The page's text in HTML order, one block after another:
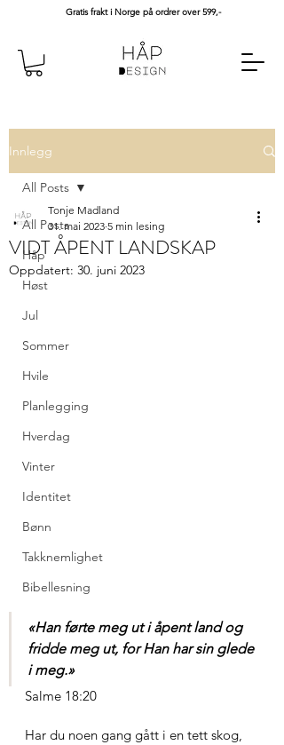
Gratis frakt i Norge på ordrer over 599,-
Innlegg
All Posts
Håp
Høst
Jul
Sommer
Hvile
Planlegging
Hverdag
Vinter
Identitet
Bønn
Takknemlighet
Bibellesning
All Posts
VIDT ÅPENT LANDSKAP
Tonje Madland
31. mai 2023 5 min lesing
Oppdatert: 30. juni 2023
«Han førte meg ut i åpent land og
fridde meg ut, for Han har sin glede
i meg.»
Salme 18:20
Har du noen gang gått i en tett skog,